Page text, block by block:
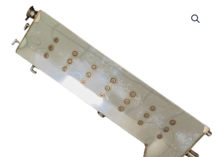
Paisupaak
81061026118
sobib
Man.
Roostevaba